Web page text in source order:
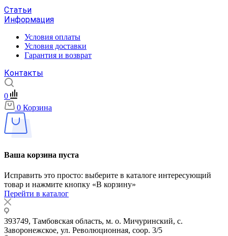
Статьи
Информация
Условия оплаты
Условия доставки
Гарантия и возврат
Контакты
0
0 Корзина
Ваша корзина пуста
Исправить это просто: выберите в каталоге интересующий
товар и нажмите кнопку «В корзину»
Перейти в каталог
393749, Тамбовская область, м. о. Мичуринский, с.
Заворонежское, ул. Революционная, соор. 3/5